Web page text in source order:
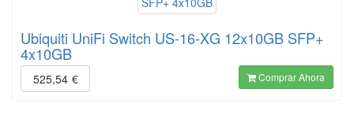
Ubiquiti UniFi Switch US-16-XG 12x10GB SFP+
4x10GB
525,54 € Comprar Ahora